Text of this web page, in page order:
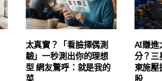
太真實？「看臉擇偶測
驗」一秒測出你的理想
型 網友驚呼：就是我的
菜
AI賺進
分？三
東施壓
股